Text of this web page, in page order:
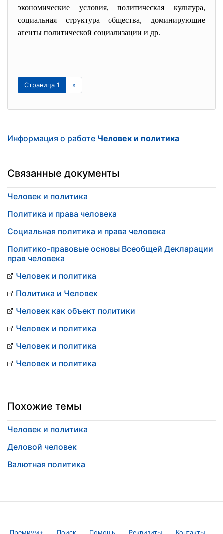
экономические условия, политическая культура,
социальная структура общества, доминирующие
агенты политической социализации и др.
Страница 1 »
Информация о работе Человек и политика
Связанные документы
Человек и политика
Политика и права человека
Социальная политика и права человека
Политико-правовые основы Всеобщей Декларации
прав человека
Человек и политика
Политика и Человек
Человек как объект политики
Человек и политика
Человек и политика
Человек и политика
Похожие темы
Человек и политика
Деловой человек
Валютная политика
Премиум+ Поиск Помощь Реквизиты Контакты